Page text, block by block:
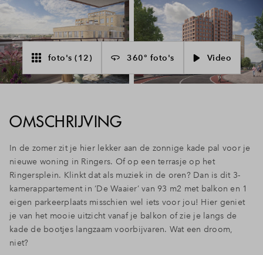
Inloggen
foto's (12) 360° foto's Video
OMSCHRIJVING
In de zomer zit je hier lekker aan de zonnige kade pal voor je
nieuwe woning in Ringers. Of op een terrasje op het
Ringersplein. Klinkt dat als muziek in de oren? Dan is dit 3-
kamerappartement in ‘De Waaier’ van 93 m2 met balkon en 1
eigen parkeerplaats misschien wel iets voor jou! Hier geniet
je van het mooie uitzicht vanaf je balkon of zie je langs de
kade de bootjes langzaam voorbijvaren. Wat een droom,
niet?